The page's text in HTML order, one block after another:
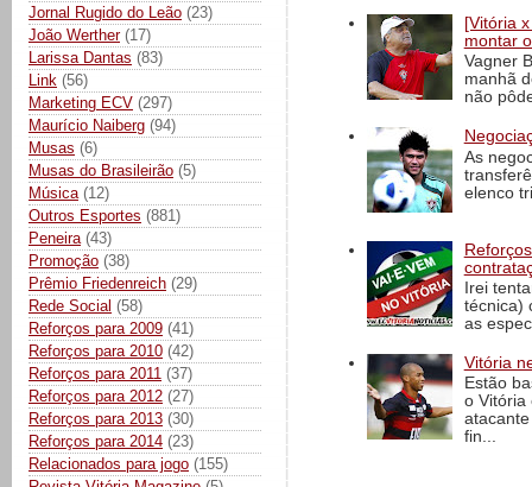
Jornal Rugido do Leão (23)
João Werther (17)
Larissa Dantas (83)
Link (56)
Marketing ECV (297)
Maurício Naiberg (94)
Musas (6)
Musas do Brasileirão (5)
Música (12)
Outros Esportes (881)
Peneira (43)
Promoção (38)
Prêmio Friedenreich (29)
Rede Social (58)
Reforços para 2009 (41)
Reforços para 2010 (42)
Reforços para 2011 (37)
Reforços para 2012 (27)
Reforços para 2013 (30)
Reforços para 2014 (23)
Relacionados para jogo (155)
[Vitória
montar
Vagner
manhã
não
As
elenco
Irei
técnica)
as
Vitória
Estão
o Vitória
fin...